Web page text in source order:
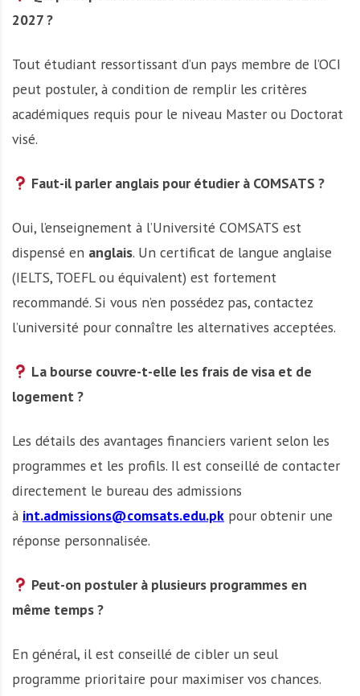
2027 ?
Tout étudiant ressortissant d’un pays membre de l’OCI
peut postuler, à condition de remplir les critères
académiques requis pour le niveau Master ou Doctorat
visé.
Faut-il parler anglais pour étudier à COMSATS ?
Oui, l’enseignement à l’Université COMSATS est
dispensé en anglais. Un certificat de langue anglaise
(IELTS, TOEFL ou équivalent) est fortement
recommandé. Si vous n’en possédez pas, contactez
l’université pour connaître les alternatives acceptées.
La bourse couvre-t-elle les frais de visa et de
logement ?
Les détails des avantages financiers varient selon les
programmes et les profils. Il est conseillé de contacter
directement le bureau des admissions
à int.admissions@comsats.edu.pk pour obtenir une
réponse personnalisée.
Peut-on postuler à plusieurs programmes en
même temps ?
En général, il est conseillé de cibler un seul
programme prioritaire pour maximiser vos chances.